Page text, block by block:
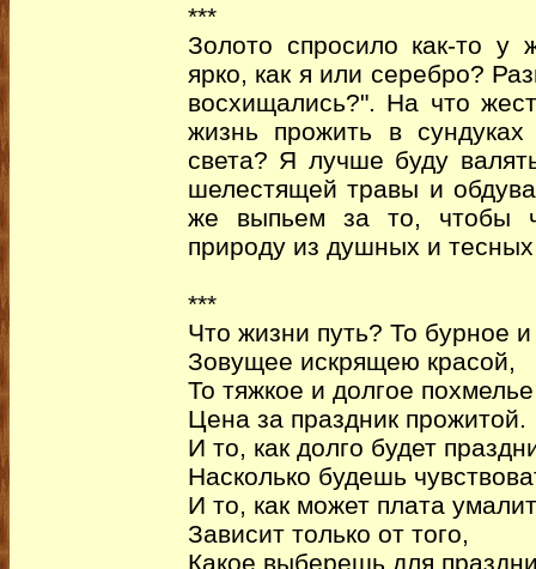
***
Золото спросило как-то
ярко, как я или серебро?
восхищались?". На что
жизнь прожить в
света? Я лучше буду
шелестящей травы и
же выпьем за то, чтобы
природу из душных и тесных
***
Что жизни путь? То бурное
Зовущее искрящею красой,
То тяжкое и долгое
Цена за праздник прожитой.
И то, как долго будет
Насколько будешь
И то, как может плата
Зависит только от того,
Какое выберешь для